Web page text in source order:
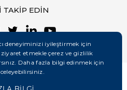
TAKİP EDİN
deneyiminizi iyileştirmek için
etmekle çerez ve gizlilik
Daha fazla bilgi edinmek için